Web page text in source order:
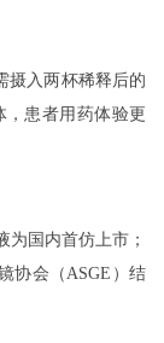
摄入两杯稀释后的
，患者用药体验更
为国内首仿上市；
协会（ASGE）结